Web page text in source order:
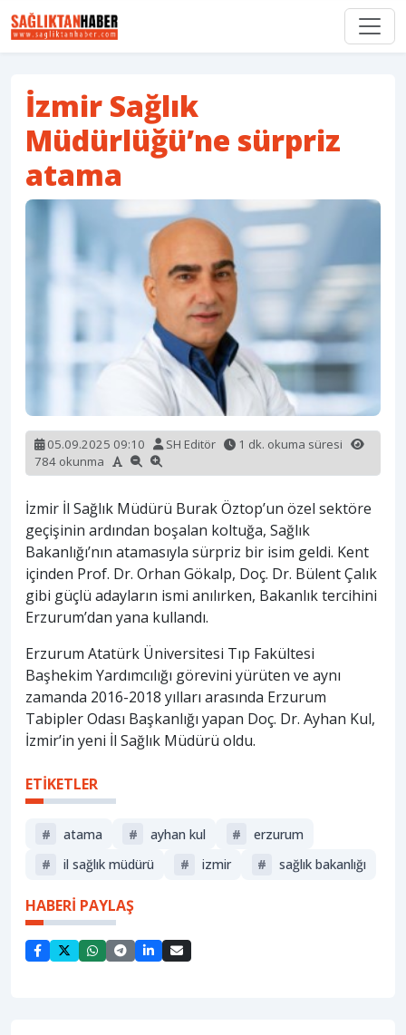
İzmir Sağlık
Müdürlüğü’ne sürpriz
atama
05.09.2025 09:10 SH Editör
1 dk. okuma süresi
784 okunma
İzmir İl Sağlık Müdürü Burak Öztop’un özel sektöre
geçişinin ardından boşalan koltuğa, Sağlık
Bakanlığı’nın atamasıyla sürpriz bir isim geldi. Kent
içinden Prof. Dr. Orhan Gökalp, Doç. Dr. Bülent Çalık
gibi güçlü adayların ismi anılırken, Bakanlık tercihini
Erzurum’dan yana kullandı.
Erzurum Atatürk Üniversitesi Tıp Fakültesi
Başhekim Yardımcılığı görevini yürüten ve aynı
zamanda 2016-2018 yılları arasında Erzurum
Tabipler Odası Başkanlığı yapan Doç. Dr. Ayhan Kul,
İzmir’in yeni İl Sağlık Müdürü oldu.
ETİKETLER
# atama # ayhan kul #
erzurum
#
i̇l sağlık müdürü # izmir # sağlik bakanliği
HABERİ PAYLAŞ